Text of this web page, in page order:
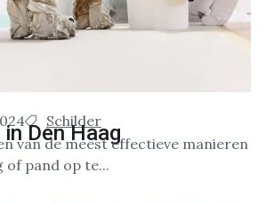
Schilder
Den Haag
van de meest effectieve manieren
of pand op te...